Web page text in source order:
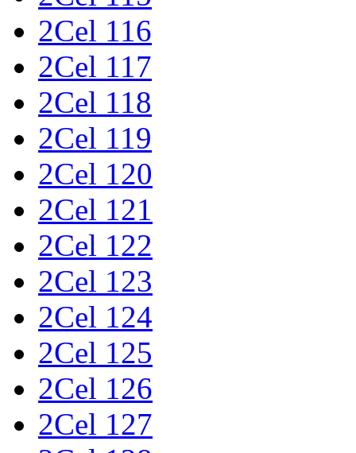
2Cel 116
2Cel 117
2Cel 118
2Cel 119
2Cel 120
2Cel 121
2Cel 122
2Cel 123
2Cel 124
2Cel 125
2Cel 126
2Cel 127